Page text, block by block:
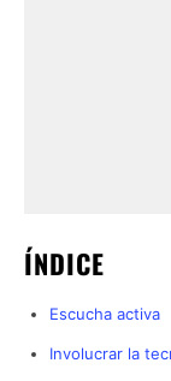
ÍNDICE
Escucha activa
Involucrar la